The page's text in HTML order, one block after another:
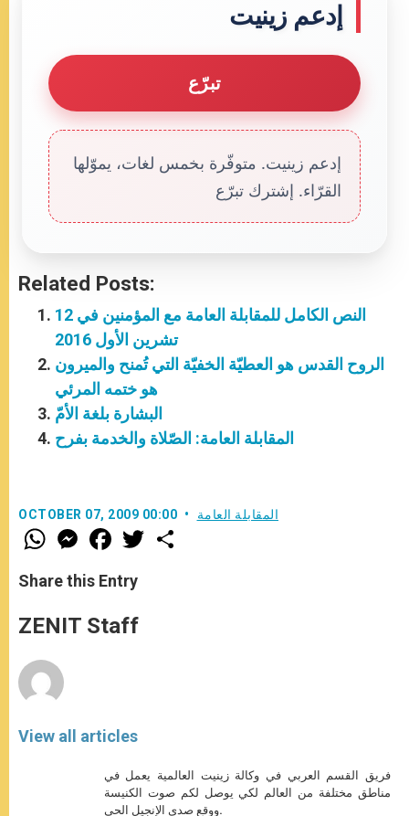
إدعم زينيت
تبرّع
إدعم زينيت. متوفّرة بخمس لغات، يموّلها
القرّاء. إشترك تبرّع
Related Posts:
النص الكامل للمقابلة العامة مع المؤمنين في 12
تشرين الأول 2016
الروح القدس هو العطيّة الخفيّة التي تُمنح والميرون
هو ختمه المرئي
البشارة بلغة الأمّ
المقابلة العامة: الصّلاة والخدمة بفرح
OCTOBER 07, 2009 00:00 المقابلة العامة
W
h
t
s
p
p
M
e
s
e
g
e
F
a
e
b
o
k
w
Share this Entry
ZENIT Staff
View all articles
فريق القسم العربي في وكالة زينيت العالمية يعمل في
مناطق مختلفة من العالم لكي يوصل لكم صوت الكنيسة
ووقع صدى الإنجيل الحي.